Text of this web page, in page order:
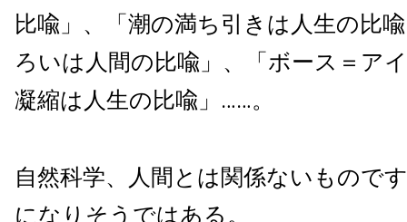
比喩」、「潮の満ち引きは人生の比
ろいは人間の比喩」、「ボース＝ア
凝縮は人生の比喩」……。
自然科学、人間とは関係ないもので
になりそうではある。